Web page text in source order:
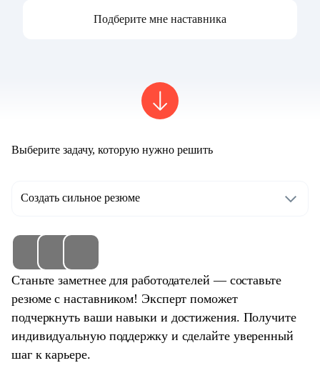
Подберите мне наставника
Выберите задачу, которую нужно решить
Создать сильное резюме
Станьте заметнее для работодателей — составьте
резюме с наставником! Эксперт поможет
подчеркнуть ваши навыки и достижения. Получите
индивидуальную поддержку и сделайте уверенный
шаг к карьере.